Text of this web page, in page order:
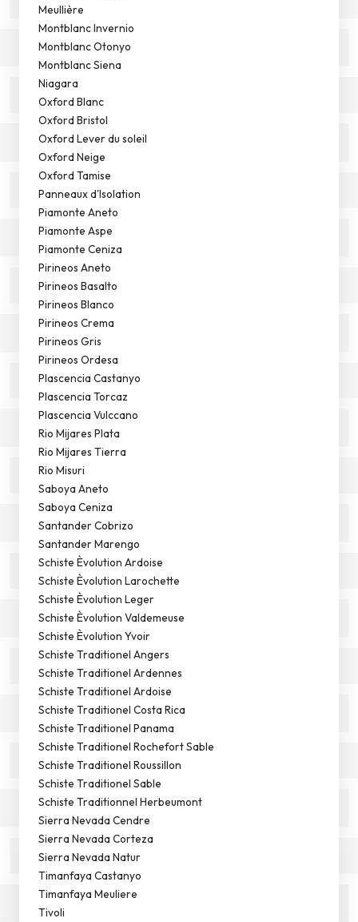
Meullière
Montblanc Invernio
Montblanc Otonyo
Montblanc Siena
Niagara
Oxford Blanc
Oxford Bristol
Oxford Lever du soleil
Oxford Neige
Oxford Tamise
Panneaux d'Isolation
Piamonte Aneto
Piamonte Aspe
Piamonte Ceniza
Pirineos Aneto
Pirineos Basalto
Pirineos Blanco
Pirineos Crema
Pirineos Gris
Pirineos Ordesa
Plascencia Castanyo
Plascencia Torcaz
Plascencia Vulccano
Rio Mijares Plata
Rio Mijares Tierra
Rio Misuri
Saboya Aneto
Saboya Ceniza
Santander Cobrizo
Santander Marengo
Schiste Èvolution Ardoise
Schiste Èvolution Larochette
Schiste Èvolution Leger
Schiste Èvolution Valdemeuse
Schiste Èvolution Yvoir
Schiste Traditionel Angers
Schiste Traditionel Ardennes
Schiste Traditionel Ardoise
Schiste Traditionel Costa Rica
Schiste Traditionel Panama
Schiste Traditionel Rochefort Sable
Schiste Traditionel Roussillon
Schiste Traditionel Sable
Schiste Traditionnel Herbeumont
Sierra Nevada Cendre
Sierra Nevada Corteza
Sierra Nevada Natur
Timanfaya Castanyo
Timanfaya Meuliere
Tivoli